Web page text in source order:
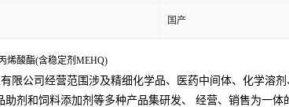
国产
烯酸酯(含稳定剂MEHQ)
限公司经营范围涉及精细化学品、医药中间体、化学溶
助剂和饲料添加剂等多种产品集研发、
经营、销售为一体